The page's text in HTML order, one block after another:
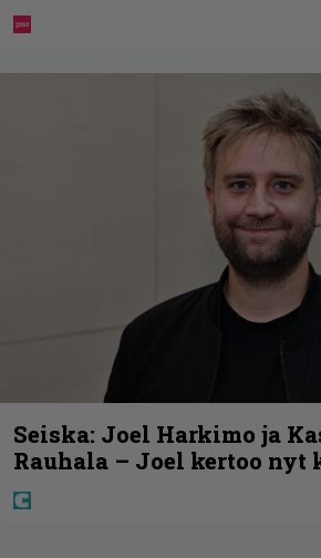
Seiska: Joel Harkimo ja
Rauhala – Joel kertoo nyt